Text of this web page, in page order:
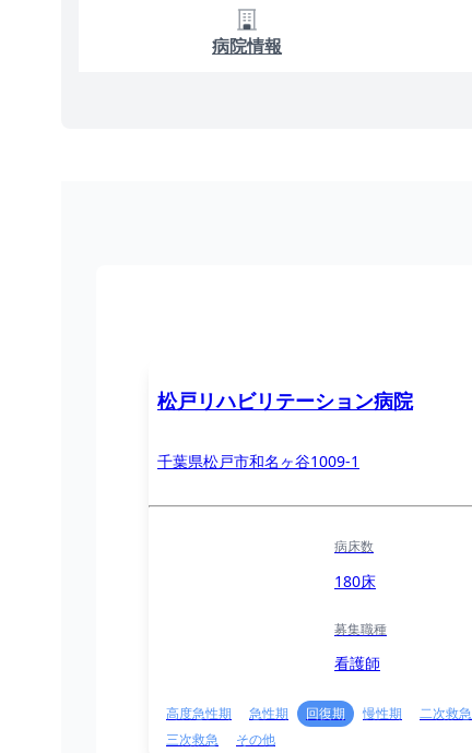
病院情報
松戸リハビリテーション病院
千葉県松戸市和名ヶ谷1009-1
病床数
180床
募集職種
看護師
高度急性期 急性期 回復期 慢性期
二次救急
三次救急
その他